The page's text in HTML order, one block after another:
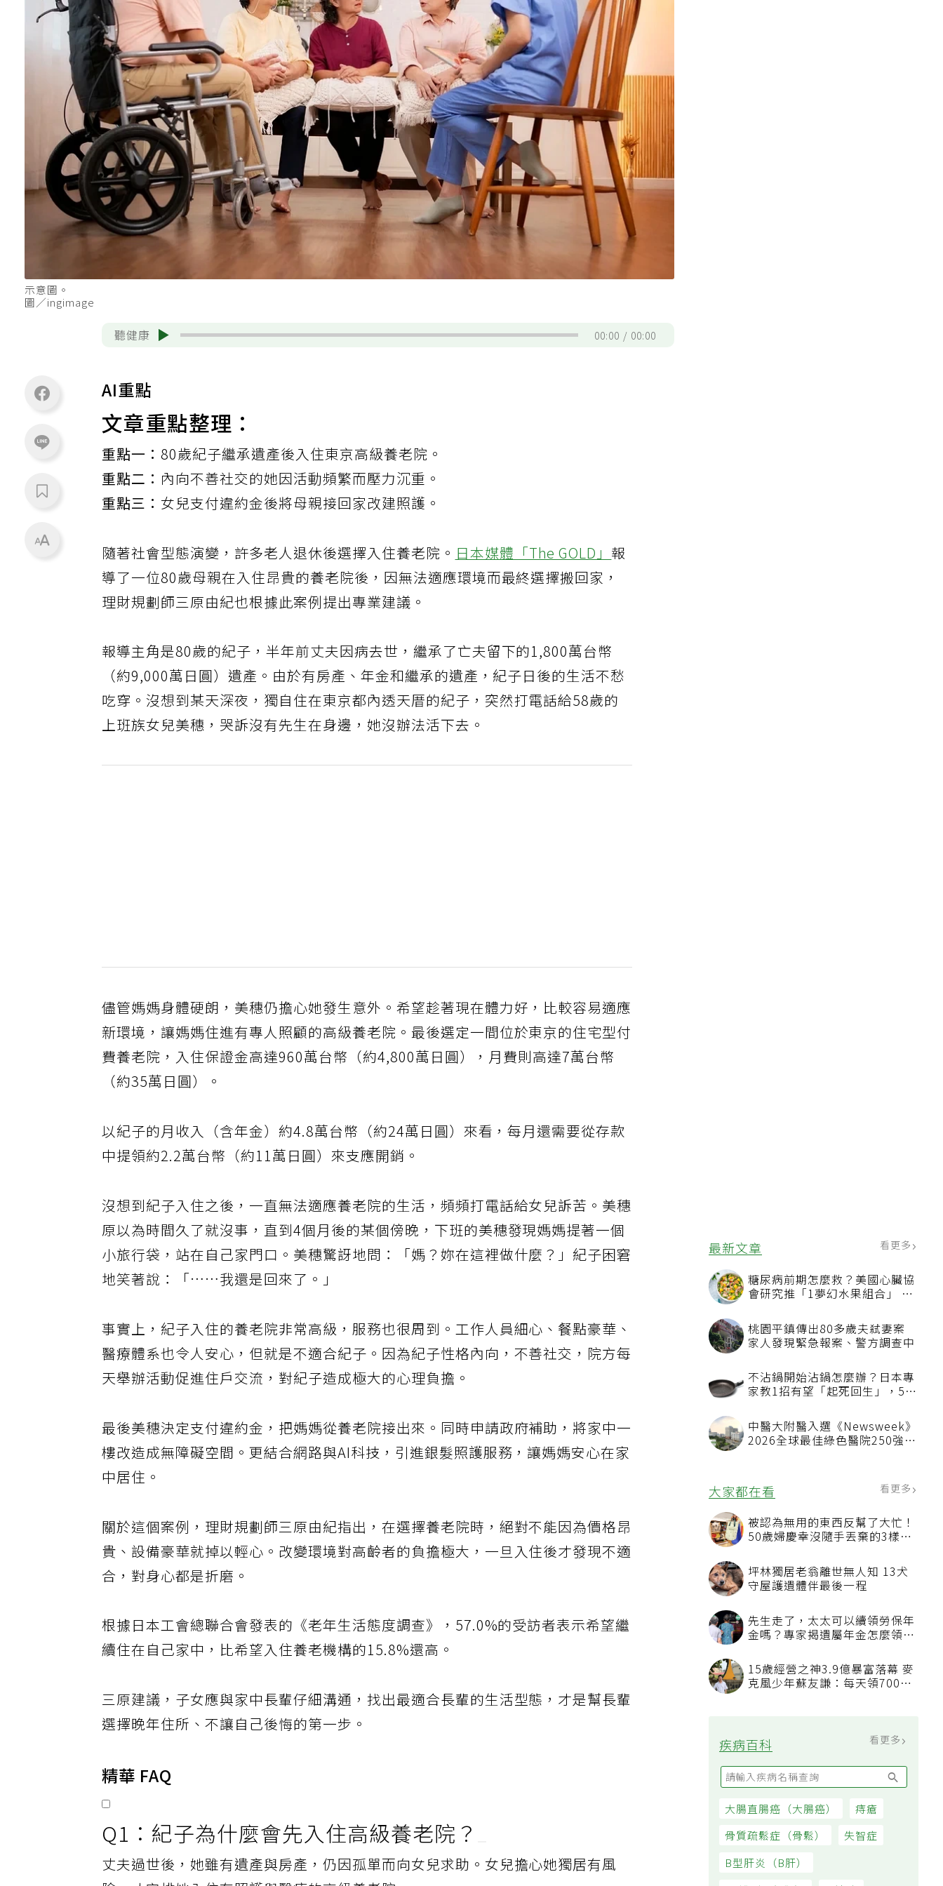
最新文章 看更多
糖尿病前期怎麼救？美國心臟協
會研究推「1夢幻水果組合」 酪
桃園平鎮傳出80多歲夫弒妻案
家人發現緊急報案、警方調查中
不沾鍋開始沾鍋怎麼辦？日本專
家教1招有望「起死回生」，5情
中醫大附醫入選《Newsweek》
2026全球最佳綠色醫院250強
大家都在看
被認為無用的東西反幫了大忙！
50歲婦慶幸沒隨手丟棄的3樣物
坪林獨居老翁離世無人知 13犬
守屋護遺體伴最後一程
先生走了，太太可以續領勞保年
看順位還要看資格
15歲經營之神3.9億暴富落幕 麥
疾病百科
示意圖。
圖／ingimage
聽健康 00:00 00:00
AI重點
文章重點整理：
重點一：80歲紀子繼承遺產後入住東京高級養老院。
重點二： 內向不善社交的她因活動頻繁而壓力沉重。
重點三： 女兒支付違約金後將母親接回家改建照護。
隨著社會型態演變，許多老人退休後選擇入住養老院。日本媒體「The GOLD」報
導了一位80歲母親在入住昂貴的養老院後，因無法適應環境而最終選擇搬回家，
理財規劃師三原由紀也根據此案例提出專業建議。
報導主角是80歲的紀子，半年前丈夫因病去世，繼承了亡夫留下的1,800萬台幣
（約9,000萬日圓）遺產。由於有房產、年金和繼承的遺產，紀子日後的生活不愁
吃穿。沒想到某天深夜，獨自住在東京都內透天厝的紀子，突然打電話給58歲的
上班族女兒美穗，哭訴沒有先生在身邊，她沒辦法活下去。
儘管媽媽身體硬朗，美穗仍擔心她發生意外。希望趁著現在體力好，比較容易適應
新環境，讓媽媽住進有專人照顧的高級養老院。最後選定一間位於東京的住宅型付
費養老院，入住保證金高達960萬台幣（約4,800萬日圓），月費則高達7萬台幣
（約35萬日圓）。
以紀子的月收入（含年金）約4.8萬台幣（約24萬日圓）來看，每月還需要從存款
中提領約2.2萬台幣（約11萬日圓）來支應開銷。
沒想到紀子入住之後，一直無法適應養老院的生活，頻頻打電話給女兒訴苦。美穗
原以為時間久了就沒事，直到4個月後的某個傍晚，下班的美穗發現媽媽提著一個
小旅行袋，站在自己家門口。美穗驚訝地問：「媽？妳在這裡做什麼？」紀子困窘
地笑著說：「……我還是回來了。」
事實上，紀子入住的養老院非常高級，服務也很周到。工作人員細心、餐點豪華、
醫療體系也令人安心，但就是不適合紀子。因為紀子性格內向，不善社交，院方每
天舉辦活動促進住戶交流，對紀子造成極大的心理負擔。
最後美穗決定支付違約金，把媽媽從養老院接出來。同時申請政府補助，將家中一
樓改造成無障礙空間。更結合網路與AI科技，引進銀髮照護服務，讓媽媽安心在家
中居住。
關於這個案例，理財規劃師三原由紀指出，在選擇養老院時，絕對不能因為價格昂
貴、設備豪華就掉以輕心。改變環境對高齡者的負擔極大，一旦入住後才發現不適
合，對身心都是折磨。
根據日本工會總聯合會發表的《老年生活態度調查》，57.0%的受訪者表示希望繼
續住在自己家中，比希望入住養老機構的15.8%還高。
三原建議，子女應與家中長輩仔細溝通，找出最適合長輩的生活型態，才是幫長輩
選擇晚年住所、不讓自己後悔的第一步。
精華 FAQ
Q1：紀子為什麼會先入住高級養老院？
丈夫過世後，她雖有遺產與房產，仍因孤單而向女兒求助。女兒擔心她獨居有風